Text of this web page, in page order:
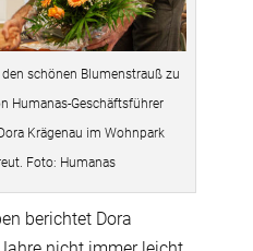
schönen Blumenstrauß zu
Humanas-Geschäftsführer
Krägenau im Wohnpark
Foto: Humanas
berichtet Dora